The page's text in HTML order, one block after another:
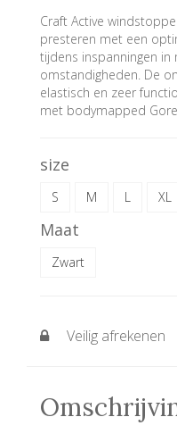
Craft Active
presteren met een
tijdens inspanningen in
omstandigheden. De
elastisch en zeer
met bodymapped
size
S M L XL
Maat
Zwart
Veilig afrekenen